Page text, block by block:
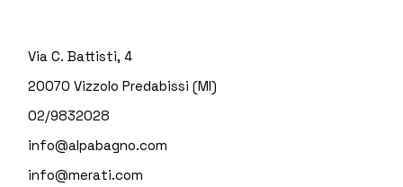
Via C. Battisti, 4
20070 Vizzolo Predabissi (MI)
02/9832028
info@alpabagno.com
info@merati.com